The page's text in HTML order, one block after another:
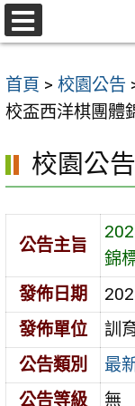
跳
至
要
內
區
首頁 > 校園公告
校盃西洋棋團體
校園公告
公告主旨
錦
發佈日期
發佈單位
訓
公告類別
最
公告等級
無
選
單